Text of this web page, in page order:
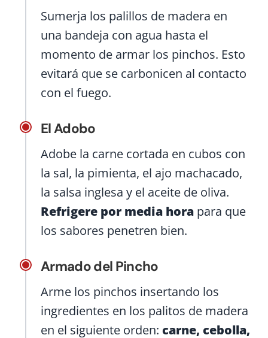
Sumerja los palillos de madera en
una bandeja con agua hasta el
momento de armar los pinchos. Esto
evitará que se carbonicen al contacto
con el fuego.
El Adobo
Adobe la carne cortada en cubos con
la sal, la pimienta, el ajo machacado,
la salsa inglesa y el aceite de oliva.
Refrigere por media hora para que
los sabores penetren bien.
Armado del Pincho
Arme los pinchos insertando los
ingredientes en los palitos de madera
en el siguiente orden: carne, cebolla,